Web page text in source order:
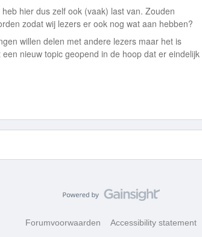
hier dus zelf ook (vaak) last van. Zouden
zodat wij lezers er ook nog wat aan hebben?
willen delen met andere lezers maar het is
nieuw topic geopend in de hoop dat er eindelijk
Forumvoorwaarden Accessibility statement